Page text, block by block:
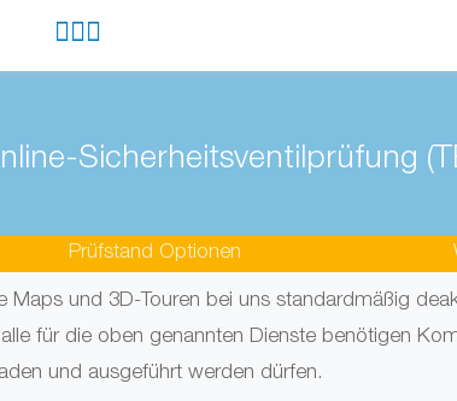
Prüf­stand Optionen
und 3D-Touren bei uns standardmäßig
für die oben genannten Dienste benötigen
und ausgeführt werden dürfen.